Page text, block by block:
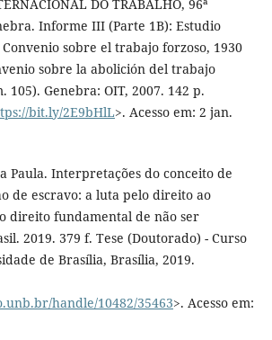
DO TRABALHO, 96ª
Informe III (Parte 1B): Estudio
sobre el trabajo forzoso, 1930
sobre la abolición del trabajo
105). Genebra: OIT, 2007. 142 p.
bit.ly/2E9bHlL>. Acesso em: 2 jan.
Paula. Interpretações do conceito de
de escravo: a luta pelo direito ao
direito fundamental de não ser
2019. 379 f. Tese (Doutorado) - Curso
de Brasília, Brasília, 2019.
handle/10482/35463>. Acesso em: